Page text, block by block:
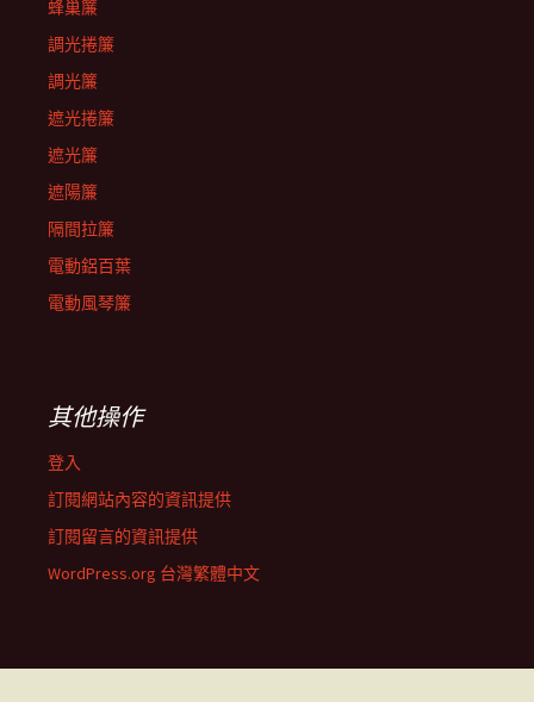
蜂巢簾
調光捲簾
調光簾
遮光捲簾
遮光簾
遮陽簾
隔間拉簾
電動鋁百葉
電動風琴簾
其他操作
登入
訂閱網站內容的資訊提供
訂閱留言的資訊提供
WordPress.org 台灣繁體中文